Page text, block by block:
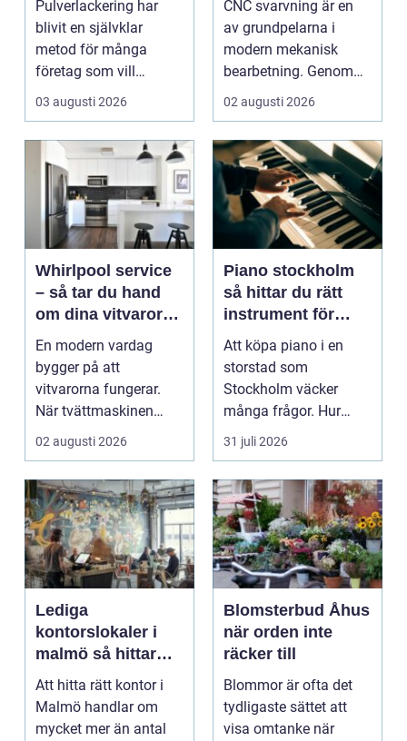
design
Pulverlackering har
blivit en självklar
metod för många
företag som vill
kombinera slitstyrka,
desig...
03 augusti 2026
CNC svarvning är en
av grundpelarna i
modern mekanisk
bearbetning. Genom
att kombinera
traditio...
02 augusti 2026
Whirlpool service
– så tar du hand
om dina vitvaror
på rätt sätt
En modern vardag
bygger på att
vitvarorna fungerar.
När tvättmaskinen
stannar, diskm...
02 augusti 2026
Piano stockholm
så hittar du rätt
instrument för
hem och scen
Att köpa piano i en
storstad som
Stockholm väcker
många frågor. Hur
hittar man ett
instrument som bå...
31 juli 2026
Lediga
kontorslokaler i
malmö så hittar
företag rätt läge
och rätt lokal
Att hitta rätt kontor i
Malmö handlar om
mycket mer än antal
Blomsterbud Åhus
när orden inte
räcker till
Blommor är ofta det
tydligaste sättet att
visa omtanke när